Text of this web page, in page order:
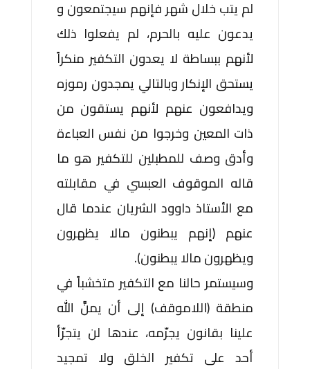
لم يتب خلال شهر فإنهم سيجتمعون و
يدعون عليه بالحرم، لم يفعلوا ذلك
لأنهم ببساطة لا يعدون التكفير منكراً
يستحق الإنكار وبالتالي يمجدون رموزه
ويدافعون عنهم لأنهم يستقون من
ذات المعين وخرجوا من نفس العباءة
وأدق وصف للمطبلين للتكفير هو ما
قاله الموقوف العبسي في مقابلته
مع الأستاذ داوود الشريان عندما قال
عنهم (إنهم يبطنون مالا يظهرون
ويظهرون مالا يبطنون).
وسيستمر حالنا مع التكفير متخشباً في
منطقة (اللاموقف) إلى أن يمنَّ الله
علينا بقانون يجرّمه، عندها لن يتجرّأ
أحد على تكفير الخلق ولا تمجيد